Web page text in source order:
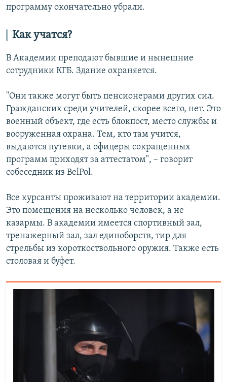
программу окончательно убрали.
Как учатся?
В Академии преподают бывшие и нынешние
сотрудники КГБ. Здание охраняется.
"Они также могут быть пенсионерами других сил.
Гражданских среди учителей, скорее всего, нет. Это
военный объект, где есть блокпост, место службы и
вооруженная охрана. Тем, кто там учится,
выдаются путевки, а офицеры сокращенных
программ приходят за аттестатом", – говорит
собеседник из BelPol.
Все курсанты проживают на территории академии.
Это помещения на несколько человек, а не
казармы. В академии имеется спортивный зал,
тренажерный зал, зал единоборств, тир для
стрельбы из короткоствольного оружия. Также есть
столовая и буфет.